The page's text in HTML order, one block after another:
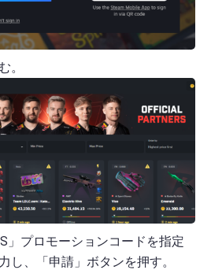
。
」プロモーションコードを指定
し、「申請」ボタンを押す。